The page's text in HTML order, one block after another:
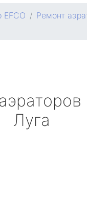
EFCO
Ремонт
Луга